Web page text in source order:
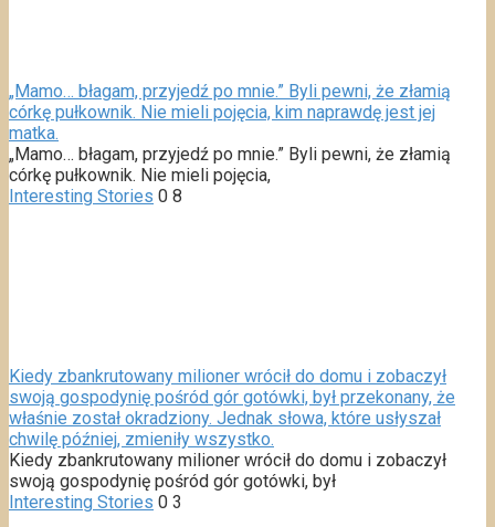
„Mamo… błagam, przyjedź po mnie.” Byli pewni, że złamią
córkę pułkownik. Nie mieli pojęcia, kim naprawdę jest jej
matka.
„Mamo… błagam, przyjedź po mnie.” Byli pewni, że złamią
córkę pułkownik. Nie mieli pojęcia,
Interesting Stories 0 8
Kiedy zbankrutowany milioner wrócił do domu i zobaczył
swoją gospodynię pośród gór gotówki, był przekonany, że
właśnie został okradziony. Jednak słowa, które usłyszał
chwilę później, zmieniły wszystko.
Kiedy zbankrutowany milioner wrócił do domu i zobaczył
swoją gospodynię pośród gór gotówki, był
Interesting Stories 0 3